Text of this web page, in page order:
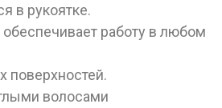
в рукоятке.
работу в любом
поверхностей.
волосами